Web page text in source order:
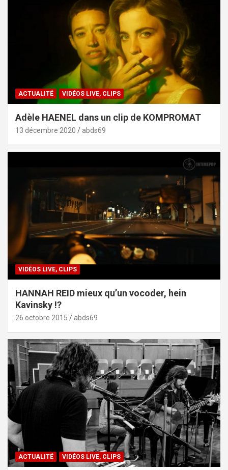
ACTUALITÉ VIDÉOS LIVE, CLIPS
Adèle HAENEL dans un clip de KOMPROMAT
13 décembre 2020 abds69
VIDÉOS LIVE, CLIPS
HANNAH REID mieux qu’un vocoder, hein
Kavinsky !?
26 octobre 2015 abds69
ACTUALITÉ VIDÉOS LIVE, CLIPS